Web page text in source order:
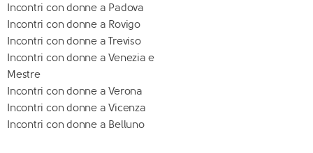
Incontri con donne a Padova
Incontri con donne a Rovigo
Incontri con donne a Treviso
Incontri con donne a Venezia e
Mestre
Incontri con donne a Verona
Incontri con donne a Vicenza
Incontri con donne a Belluno